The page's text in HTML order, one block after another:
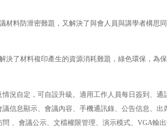
料防泄密難題，又解決了與會人員與講學者構思
材料複印產生的資源消耗難題，綠色環保，為保
況自定，可自設升級。適用工作人員每日簽到、通
信息顯示、會議內容、手機通訊錄、公告信息、出
、會議公示、文檔權限管理、演示模式、VGA輸